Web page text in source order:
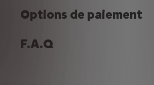
Options de paiement
F.A.Q